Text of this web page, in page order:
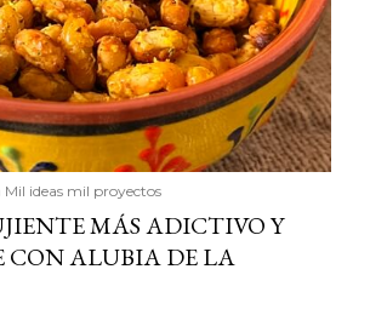
Mil ideas mil proyectos
MÁS ADICTIVO Y
CON ALUBIA DE LA